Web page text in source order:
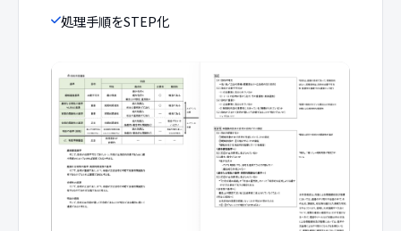
処理手順をSTEP化